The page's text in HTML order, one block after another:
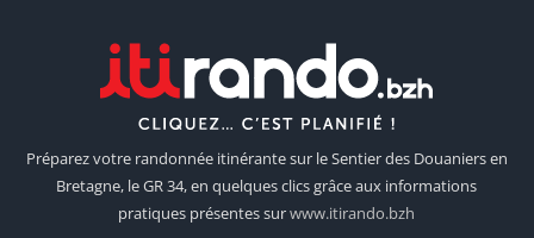
Préparez votre randonnée itinérante sur le Sentier des Douaniers en
Bretagne, le GR 34, en quelques clics grâce aux informations
pratiques présentes surwww.itirando.bzh